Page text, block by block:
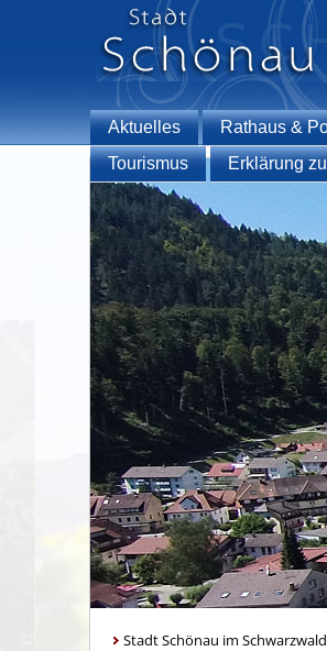
Aktuelles Rathaus &
Tourismus
Erklärung
Stadt Schönau im Schwarzwald